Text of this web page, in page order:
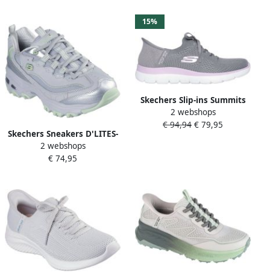
Skechers Sneakers D'LITES-
CHROMATIC plateausneaker
veterschoen met metallic
2 webshops
€ 74,95
15%
Skechers Slip-ins Summits
New Daily damesschoenen
150263 GYLV
2 webshops
€ 94,94 € 79,95